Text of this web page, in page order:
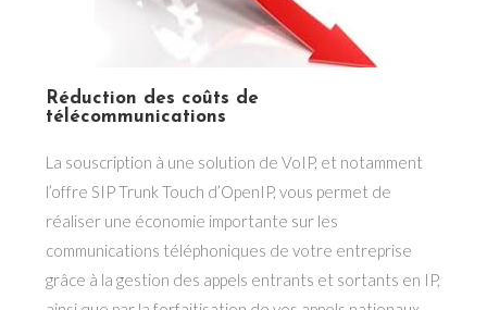
Réduction des coûts de
télécommunications
La souscription à une solution de VoIP, et notamment
l’offre SIP Trunk Touch d’OpenIP, vous permet de
réaliser une économie importante sur les
communications téléphoniques de votre entreprise
grâce à la gestion des appels entrants et sortants en IP,